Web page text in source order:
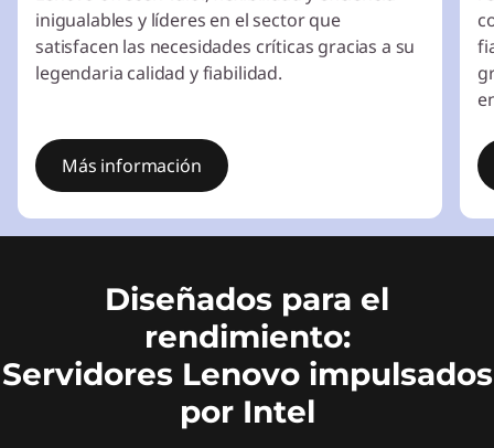
inigualables y líderes en el sector que
satisfacen las necesidades críticas gracias a su
legendaria calidad y fiabilidad.
Más información
f
Diseñados para el
rendimiento:
Servidores Lenovo impulsados
por Intel